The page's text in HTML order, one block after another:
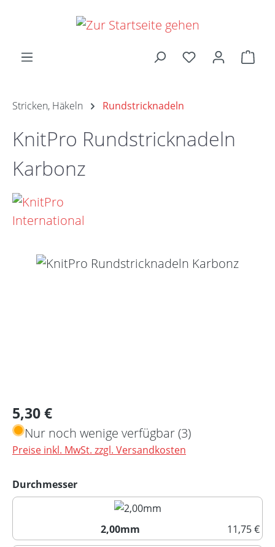
Zum Hauptinhalt springen
Stricken, Häkeln Rundstricknadeln
KnitPro Rundstricknadeln
Karbonz
Bildergalerie überspringen
Regulärer Preis:
5,30 €
Nur noch wenige verfügbar (3)
Preise inkl. MwSt. zzgl. Versandkosten
Durchmesserauswählen
2,00mm
11,75 €